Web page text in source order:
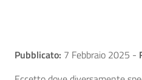
Pubblicato: 7 Febbraio 2025 -